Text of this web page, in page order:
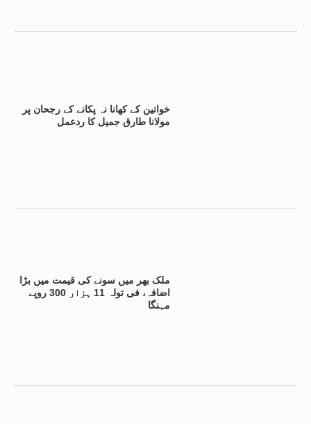
خواتین کے کھانا نہ پکانے کے رجحان پر
مولانا طارق جمیل کا ردعمل
ملک بھر میں سونے کی قیمت میں بڑا
اضافہ، فی تولہ 11 ہزار 300 روپے
مہنگا